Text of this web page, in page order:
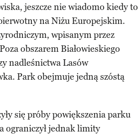
jeszcze nie wiadomo kiedy to
na Niżu Europejskim.
wpisanym przez
obszarem Białowieskiego
nadleśnictwa Lasów
Park obejmuje jedną szóstą
się próby powiększenia parku
ograniczył jednak limity